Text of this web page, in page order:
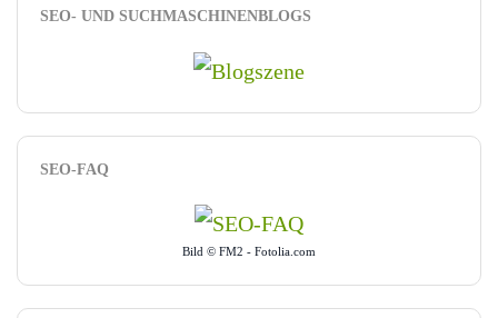
SEO- UND SUCHMASCHINENBLOGS
SEO-FAQ
Bild © FM2 - Fotolia.com